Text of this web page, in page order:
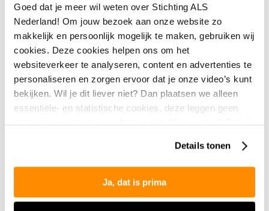
Goed dat je meer wil weten over Stichting ALS
Nederland! Om jouw bezoek aan onze website zo
makkelijk en persoonlijk mogelijk te maken, gebruiken wij
cookies. Deze cookies helpen ons om het
websiteverkeer te analyseren, content en advertenties te
personaliseren en zorgen ervoor dat je onze video’s kunt
bekijken. Wil je dit liever niet? Dan plaatsen we alleen
essentiële- en statistische cookies, deze leggen geen
Details tonen
Ja, dat is prima
krijgen met kauwen en slikken, wat kan leiden tot
problemen met voeding en/of gewichtsverlies. Op de
website van het ALS Centrum vind je informatie
overvoedingen je kunt dit ook bespreken met de
diëtiste van het ALS-behandelteam. Om verslikken te
voorkomen kan drinken verdikt worden
metverdikkingsmiddel. Veel ALS-patiënten en
sommige PLS-patiënten ervaren hinder door
Voedingssondes